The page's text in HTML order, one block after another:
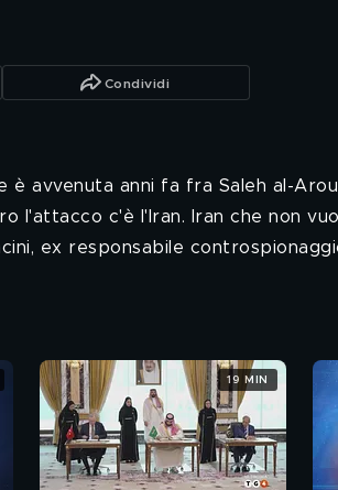
Condividi
avvenuta anni fa fra Saleh al-
l'attacco c'è l'Iran. Iran che non
ex responsabile
19 MIN